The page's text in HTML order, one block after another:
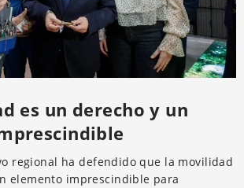
es un derecho y un
regional ha defendido que la movilidad
elemento imprescindible para